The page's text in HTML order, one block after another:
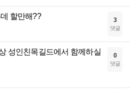
할만해?? 3
댓글
성인친목길드에서 함께하실
0
댓글